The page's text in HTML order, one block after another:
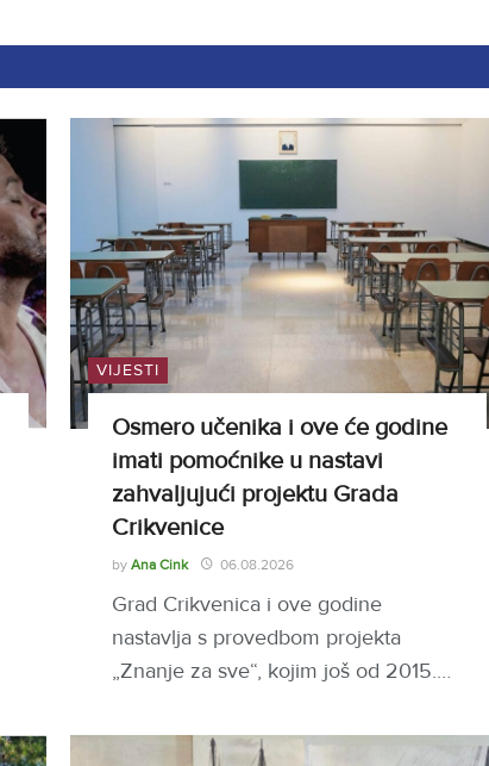
VIJESTI
Osmero učenika i ove će godine
imati pomoćnike u nastavi
zahvaljujući projektu Grada
Crikvenice
by Ana Cink 06.08.2026
Grad Crikvenica i ove godine
nastavlja s provedbom projekta
„Znanje za sve“, kojim još od 2015.…